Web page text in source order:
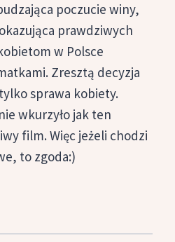
poczucie winy,
prawdziwych
w Polsce
Zresztą decyzja
sprawa kobiety.
wkurzyło jak ten
film. Więc jeżeli chodzi
to zgoda:)